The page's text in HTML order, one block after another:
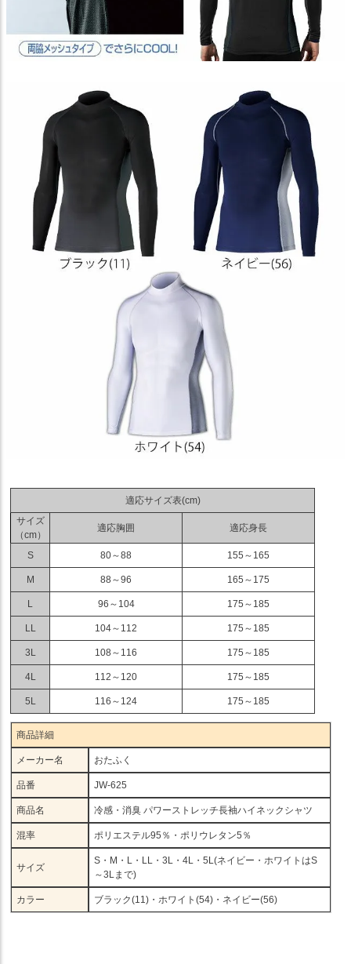
適応サイズ表(cm)
サイズ
（cm）
適応胸囲 適応身長
S 80～88 155～165
M 88～96 165～175
L 96～104 175～185
LL 104～112 175～185
3L 108～116 175～185
4L 112～120 175～185
5L 116～124 175～185
商品詳細
メーカー名 おたふく
品番 JW-625
商品名 冷感・消臭 パワーストレッチ長袖ハイネックシャツ
混率 ポリエステル95％・ポリウレタン5％
サイズ
S・M・L・LL・3L・4L・5L(ネイビー・ホワイトはS
～3Lまで)
カラー ブラック(11)・ホワイト(54)・ネイビー(56)